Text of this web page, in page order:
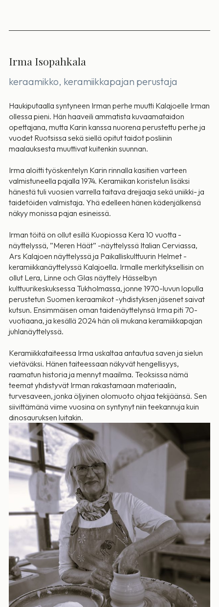
Irma Isopahkala
keraamikko, keramiikkapajan perustaja
Haukiputaalla syntyneen Irman perhe muutti Kalajoelle Irman
ollessa pieni. Hän haaveili ammatista kuvaamataidon
opettajana, mutta Karin kanssa nuorena perustettu perhe ja
vuodet Ruotsissa sekä siellä opitut taidot posliinin
maalauksesta muuttivat kuitenkin suunnan.
Irma aloitti työskentelyn Karin rinnalla kasitien varteen
valmistuneella pajalla 1974. Keramiikan koristelun lisäksi
hänestä tuli vuosien varrella taitava dreijaaja sekä uniikki- ja
taidetöiden valmistaja. Yhä edelleen hänen kädenjälkensä
näkyy monissa pajan esineissä.
Irman töitä on ollut esillä Kuopiossa Kera 10 vuotta -
näyttelyssä, ”Meren Häät” -näyttelyssä Italian Cerviassa,
Ars Kalajoen näyttelyssä ja Paikalliskulttuurin Helmet -
keramiikkanäyttelyssä Kalajoella. Irmalle merkityksellisin on
ollut Lera, Linne och Glas näyttely Hässelbyn
kulttuurikeskuksessa Tukholmassa, jonne 1970-luvun lopulla
perustetun Suomen keraamikot -yhdistyksen jäsenet saivat
kutsun. Ensimmäisen oman taidenäyttelynsä Irma piti 70-
vuotiaana, ja kesällä 2024 hän oli mukana keramiikkapajan
juhlanäyttelyssä.
Keramiikkataiteessa Irma uskaltaa antautua saven ja sielun
vietäväksi. Hänen taiteessaan näkyvät hengellisyys,
raamatun historia ja mennyt maailma. Teoksissa nämä
teemat yhdistyvät Irman rakastamaan materiaalin,
turvesaveen, jonka öljyinen olomuoto ohjaa tekijäänsä. Sen
siivittämänä viime vuosina on syntynyt niin teekannuja kuin
dinosauruksen luitakin.